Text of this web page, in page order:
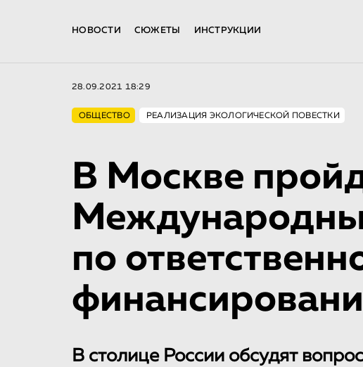
НОВОСТИ СЮЖЕТЫ ИНСТРУКЦИИ
28.09.2021 18:29
ОБЩЕСТВО РЕАЛИЗАЦИЯ ЭКОЛОГИЧЕСКОЙ ПОВЕСТКИ
В Москве
по
В столице России обсудят